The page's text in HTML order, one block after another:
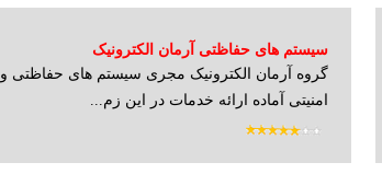
سیستم های حفاظتی آرمان الکترونیک
گروه آرمان الکترونیک مجری سیستم های حفاظتی و
امنیتی آماده ارائه خدمات در این زم...